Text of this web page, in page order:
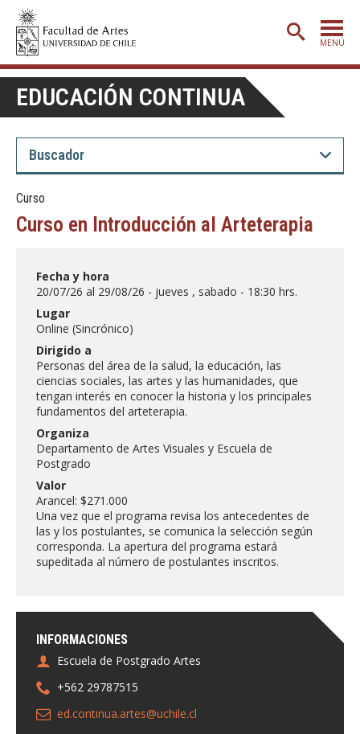
MENÚ
PORTADA
ADMISIÓN
CARRERAS
CREACIÓN
BIBLIOTECA
DEPARTAMENTOS
FACULTAD
Estudiantes
Académicas/os
Funcionarias/os
EDUCACIÓN CONTINUA
Curso
Curso en Introducción al Arteterapia
INFORMACIONES
Escuela de Postgrado Artes
+562 29787515
ed.continua.artes@uchile.cl
Fecha y hora
20/07/26 al 29/08/26 - jueves , sabado - 18:30 hrs.
Lugar
Online (Sincrónico)
Dirigido a
Personas del área de la salud, la educación, las
ciencias sociales, las artes y las humanidades, que
tengan interés en conocer la historia y los principales
fundamentos del arteterapia.
Organiza
Departamento de Artes Visuales y Escuela de
Postgrado
Valor
Arancel: $271.000
Una vez que el programa revisa los antecedentes de
las y los postulantes, se comunica la selección según
corresponda. La apertura del programa estará
supeditada al número de postulantes inscritos.